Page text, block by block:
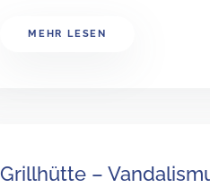
MEHR LESEN
Grillhütte –